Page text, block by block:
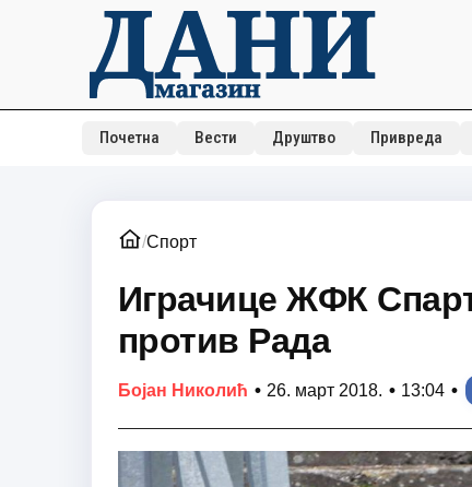
Почетна Вести Друштво Привреда
/Спорт
Играчице ЖФК
против Рада
Бојан Николић • 26. март 2018. • 13:04 •